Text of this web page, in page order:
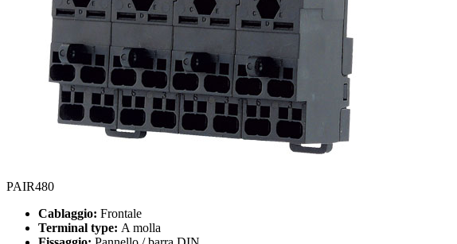
PAIR480
Cablaggio: Frontale
Terminal type: A molla